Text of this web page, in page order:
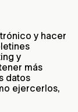
y hacer
y
más
datos
ejercerlos,